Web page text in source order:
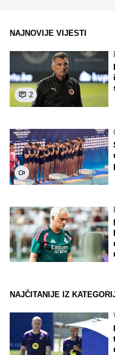
NAJNOVIJE VIJESTI
2
NAJČITANIJE IZ